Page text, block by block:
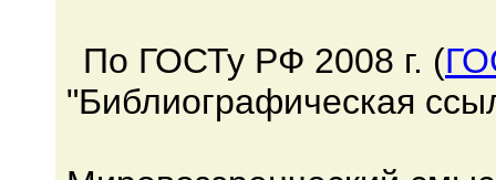
По ГОСТу РФ 2008 г. (
"Библиографическая